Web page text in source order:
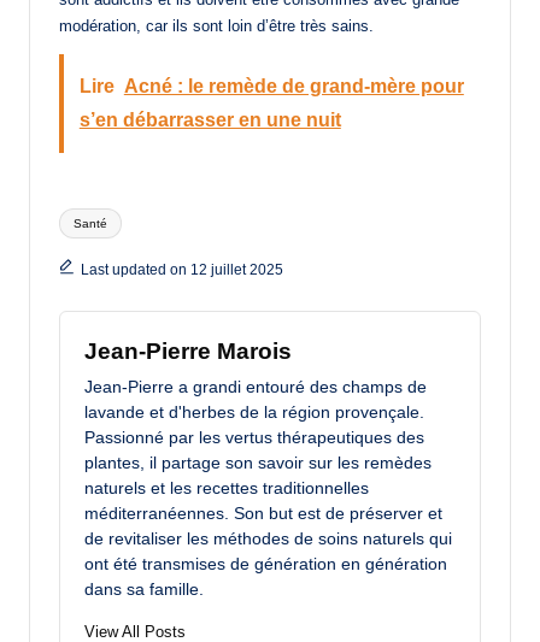
modération, car ils sont loin d’être très sains.
Lire Acné : le remède de grand-mère pour
s’en débarrasser en une nuit
Tags:
Santé
Last updated on 12 juillet 2025
Jean-Pierre Marois
Jean-Pierre a grandi entouré des champs de
lavande et d'herbes de la région provençale.
Passionné par les vertus thérapeutiques des
plantes, il partage son savoir sur les remèdes
naturels et les recettes traditionnelles
méditerranéennes. Son but est de préserver et
de revitaliser les méthodes de soins naturels qui
ont été transmises de génération en génération
dans sa famille.
View All Posts